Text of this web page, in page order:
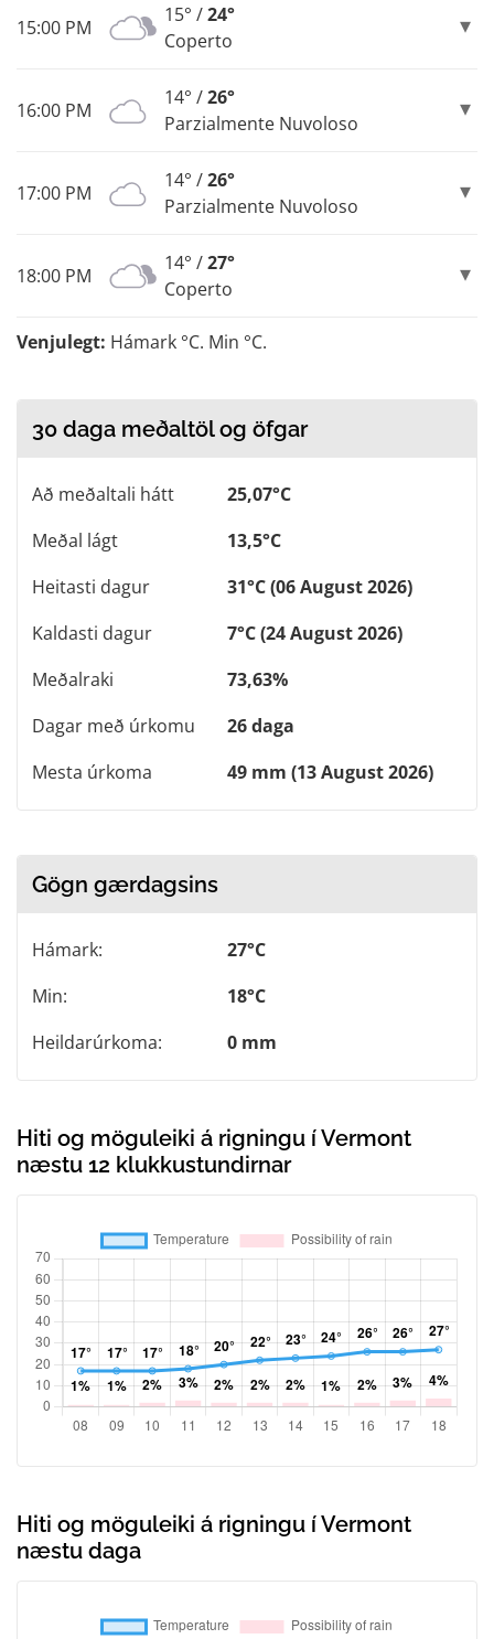
15:00 PM
15° /24°
Coperto
16:00 PM
14° /26°
Parzialmente Nuvoloso
17:00 PM
14° /26°
Parzialmente Nuvoloso
18:00 PM
14° /27°
Coperto
Venjulegt: Hámark °C. Min °C.
30 daga meðaltöl og öfgar
Að meðaltali hátt
25,07°C
Meðal lágt
13,5°C
Heitasti dagur
31°C (06 August 2026)
Kaldasti dagur
7°C (24 August 2026)
Meðalraki
73,63%
Dagar með úrkomu
26 daga
Mesta úrkoma
49 mm (13 August 2026)
Gögn gærdagsins
Hámark:
27°C
Min:
18°C
Heildarúrkoma:
0 mm
Hiti og möguleiki á rigningu í Vermont
næstu 12 klukkustundirnar
Hiti og möguleiki á rigningu í Vermont
næstu daga